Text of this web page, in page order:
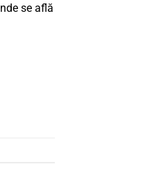
se află